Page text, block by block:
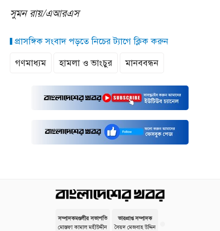
সুমন রায়/এআরএস
প্রাসঙ্গিক সংবাদ পড়তে নিচের ট্যাগে ক্লিক করুন
গণমাধ্যম
হামলা ও ভাংচুর মানববন্ধন
সম্পাদকমণ্ডলীর সভাপতি
মোস্তফা কামাল মহীউদ্দীন
ভারপ্রাপ্ত সম্পাদক
সৈয়দ মেজবাহ উদ্দিন